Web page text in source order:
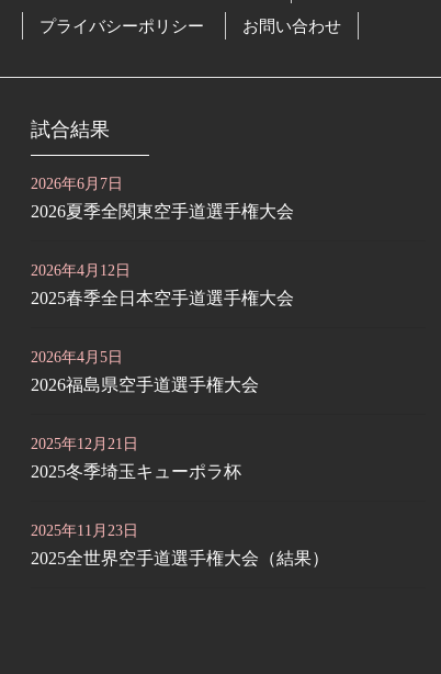
プライバシーポリシー お問い合わせ
試合結果
2026年6月7日
2026夏季全関東空手道選手権大会
2026年4月12日
2025春季全日本空手道選手権大会
2026年4月5日
2026福島県空手道選手権大会
2025年12月21日
2025冬季埼玉キューポラ杯
2025年11月23日
2025全世界空手道選手権大会（結果）